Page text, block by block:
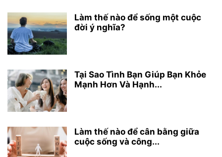
Làm thế nào để sống một cuộc
đời ý nghĩa?
Tại Sao Tình Bạn Giúp Bạn Khỏe
Mạnh Hơn Và Hạnh...
Làm thế nào để cân bằng giữa
cuộc sống và công...